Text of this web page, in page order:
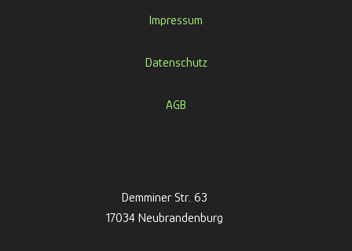
Impressum
Datenschutz
AGB
Demminer Str. 63
17034 Neubrandenburg